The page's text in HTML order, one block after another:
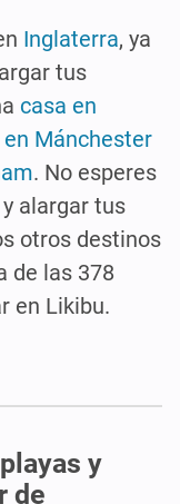
Inglaterra, ya
tus
casa en
Mánchester
. No esperes
alargar tus
otros destinos
de las 378
en Likibu.
y
de